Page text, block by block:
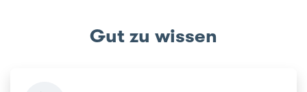
Gut zu wissen